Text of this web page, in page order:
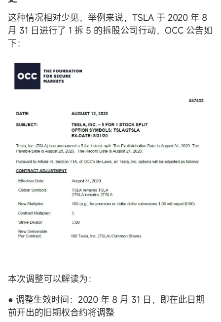
这种情况相对少见，举例来说，TSLA 于 2020 年 8
月 31 日进行了 1 拆 5 的拆股公司行动，OCC 公告如
下：
本次调整可以解读为：
● 调整生效时间：2020 年 8 月 31 日，即在此日期
前开出的旧期权合约将调整